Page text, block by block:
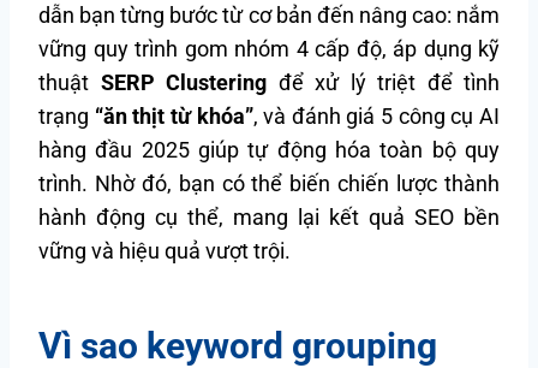
dẫn bạn từng bước từ cơ bản đến nâng cao: nắm
vững quy trình gom nhóm 4 cấp độ, áp dụng kỹ
thuật SERP Clustering để xử lý triệt để tình
trạng “ăn thịt từ khóa”, và đánh giá 5 công cụ AI
hàng đầu 2025 giúp tự động hóa toàn bộ quy
trình. Nhờ đó, bạn có thể biến chiến lược thành
hành động cụ thể, mang lại kết quả SEO bền
vững và hiệu quả vượt trội.
Vì sao keyword grouping